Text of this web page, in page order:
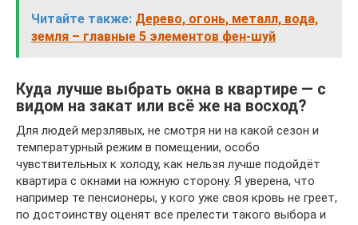
Читайте также: Дерево, огонь, металл, вода,
земля – главные 5 элементов фен-шуй
Куда лучше выбрать окна в квартире — с
видом на закат или всё же на восход?
Для людей мерзлявых, не смотря ни на какой сезон и
температурный режим в помещении, особо
чувствительных к холоду, как нельзя лучше подойдёт
квартира с окнами на южную сторону. Я уверена, что
например те пенсионеры, у кого уже своя кровь не греет,
по достоинству оценят все прелести такого выбора и